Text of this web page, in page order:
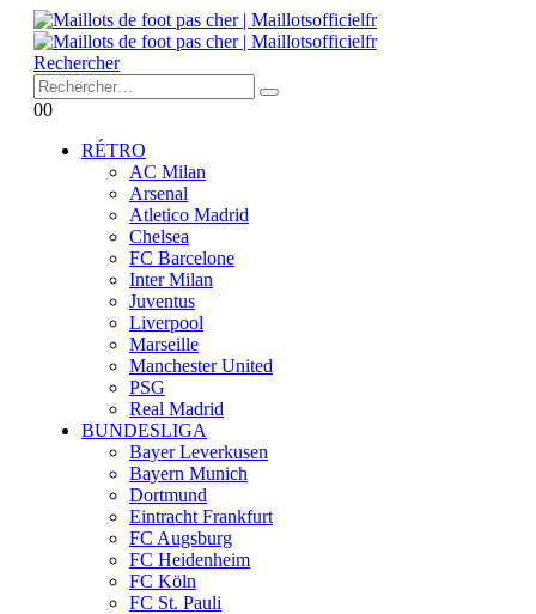
Rechercher
00
RÉTRO
AC Milan
Arsenal
Atletico Madrid
Chelsea
FC Barcelone
Inter Milan
Juventus
Liverpool
Marseille
Manchester United
PSG
Real Madrid
BUNDESLIGA
Bayer Leverkusen
Bayern Munich
Dortmund
Eintracht Frankfurt
FC Augsburg
FC Heidenheim
FC Köln
FC St. Pauli